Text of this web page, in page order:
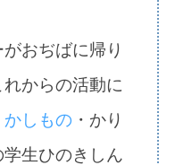
おぢばに帰り
からの活動に
かしもの ・かり
生ひのきしん